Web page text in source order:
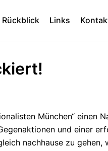
Rückblick Links
München“ einen
und einer
nachhause zu gehen,